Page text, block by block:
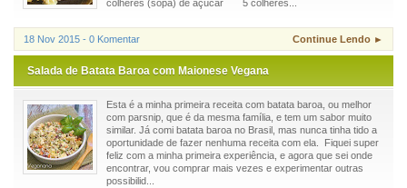
colheres (sopa) de açúcar 5 colheres...
18 Nov 2015 - 0 Komentar Continue Lendo ►
Salada de Batata Baroa com Maionese Vegana
Esta é a minha primeira receita com batata baroa, ou melhor
com parsnip, que é da mesma família, e tem um sabor muito
similar. Já comi batata baroa no Brasil, mas nunca tinha tido a
oportunidade de fazer nenhuma receita com ela. Fiquei super
feliz com a minha primeira experiência, e agora que sei onde
encontrar, vou comprar mais vezes e experimentar outras
possibilid...